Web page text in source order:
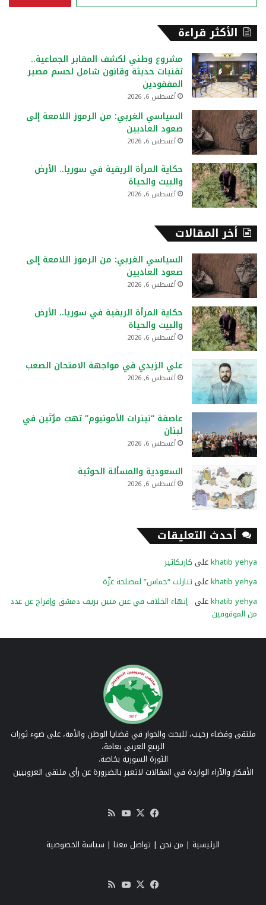
ن
الأكثر قراءة
مشروع وطني لكشف المقابر الجماعية..
تقنيات حديثة وقانون شامل لحسم مصير
المفقودين
أغسطس 6, 2026
السياسي الغربي: من الرموز اللامعة إلى
صعود العاديين
أغسطس 6, 2026
حكاية المرأة الريفية في سوريا.. الأرض
والبيت والحياة
أغسطس 6, 2026
أخر المقالات
السياسي الغربي: من الرموز اللامعة إلى
صعود العاديين
أغسطس 6, 2026
حكاية المرأة الريفية في سوريا.. الأرض
والبيت والحياة
أغسطس 6, 2026
علي الزيدي في مواجهة الامتحان الصعب
أغسطس 6, 2026
عاصفة “نيترات الأمونيوم” تهبّ مرَّتَين في
لبنان
أغسطس 6, 2026
السعودية والمسألة الحوثية
أغسطس 6, 2026
أحدث التعليقات
khatib yehyaعلى كاريكاتير
khatib yehyaعلى تنازلت “حماس” لمصلحة غزّة
khatib yehyaعلى إنهاء الخلاف في عين منين بريف دمشق وإفراج عن عدد
من الموقوفين
ملتقى وفضاء رحيب، للبحث والحوار في قضايا الوطن والأمة، على ضوء ثورات
الربيع العربي بعامة،
الثورة السورية بخاصة.
الأفكار والآراء الواردة في المقالات لاتعبر بالضرورة عن رأي ملتقى العروبيين
فيسبوك
‫X
‫YouTube
RSS
الرئيسية | من نحن | تواصل معنا | سياسة الخصوصية
فيسبوك
‫X
‫YouTube